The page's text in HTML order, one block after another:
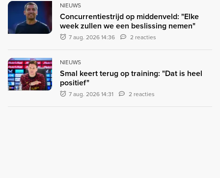
NIEUWS
Concurrentiestrijd op middenveld: "Elke
week zullen we een beslissing nemen"
7 aug. 2026 14:36 2 reacties
NIEUWS
Smal keert terug op training: "Dat is heel
positief"
7 aug. 2026 14:31 2 reacties